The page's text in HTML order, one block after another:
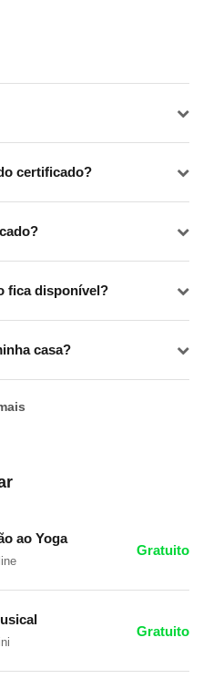
certificado?
fica disponível?
casa?
ao Yoga
Gratuito
Gratuito